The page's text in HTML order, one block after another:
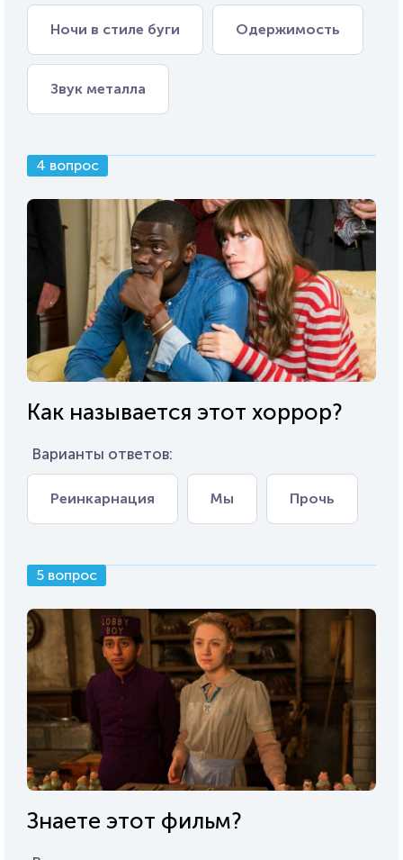
Ночи в стиле буги Одержимость
Звук металла
4 вопрос
Как называется этот хоррор?
Варианты ответов:
Реинкарнация Мы Прочь
5 вопрос
Знаете этот фильм?